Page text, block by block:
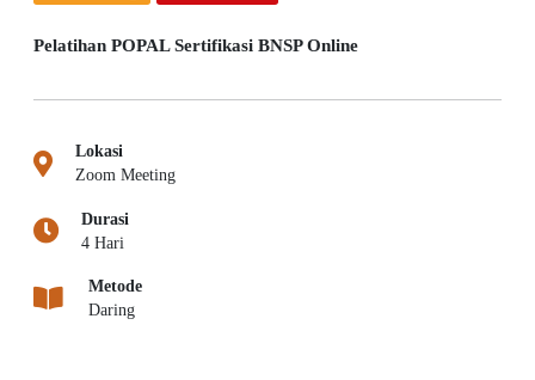
Pelatihan POPAL Sertifikasi BNSP Online
Lokasi
Zoom Meeting
Durasi
4 Hari
Metode
Daring